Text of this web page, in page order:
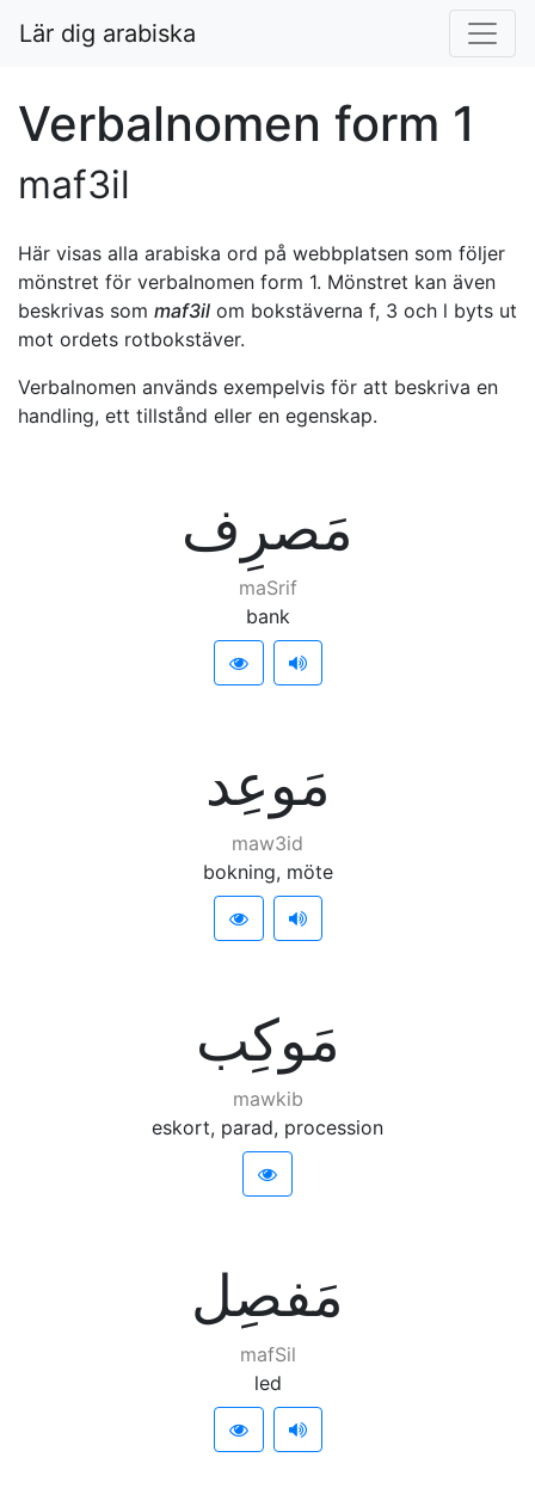
Lär dig arabiska
Verbalnomen form 1
maf3il
Här visas alla arabiska ord på webbplatsen som följer
mönstret för verbalnomen form 1. Mönstret kan även
beskrivas som maf3il om bokstäverna f, 3 och l byts ut
mot ordets rotbokstäver.
Verbalnomen används exempelvis för att beskriva en
handling, ett tillstånd eller en egenskap.
ﻣَﺼﺮِﻑ
maSrif
bank
ﻣَﻮﻋِﺪ
maw3id
bokning, möte
ﻣَﻮﻛِﺐ
mawkib
eskort, parad, procession
ﻣَﻔﺼِﻞ
mafSil
led